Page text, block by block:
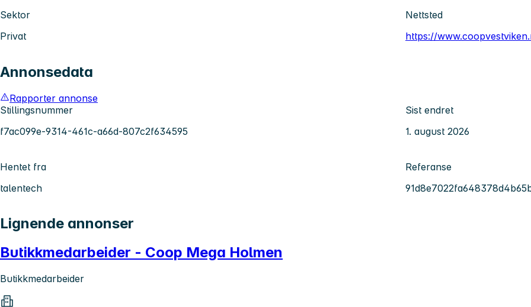
Sektor
Privat
Nettsted
https://
Annonsedata
Rapporter annonse
Stillingsnummer
f7ac099e-9314-461c-a66d-807c2f634595
Sist endret
1. august 2026
Hentet fra
talentech
Referanse
Lignende annonser
Butikkmedarbeider - Coop Mega Holmen
Butikkmedarbeider